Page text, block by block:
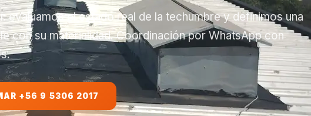
evaluamos el estado real de la techumbre y definimos una
con su materialidad. Coordinación por WhatsApp con
+56 9 5306 2017